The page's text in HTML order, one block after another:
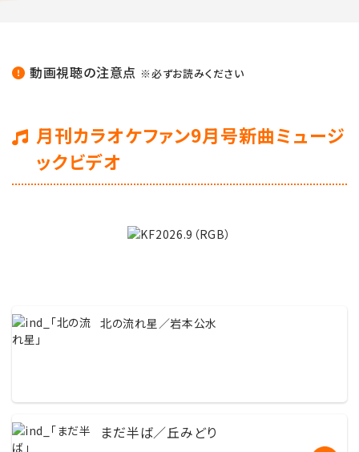
動画視聴の注意点 ※必ずお読みください
月刊カラオケファン9月号新曲ミュージ
ックビデオ
北の流れ星／岩本公水
まだ半ば／丘みどり